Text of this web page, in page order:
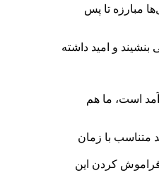
مبارزه تا پس
و امید داشته
است، ما هم
متناسب با زمان
فراموش کردن این